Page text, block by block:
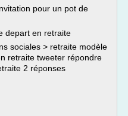
pour un pot de
depart en retraite
sociales > retraite modèle
retraite tweeter répondre
2 réponses